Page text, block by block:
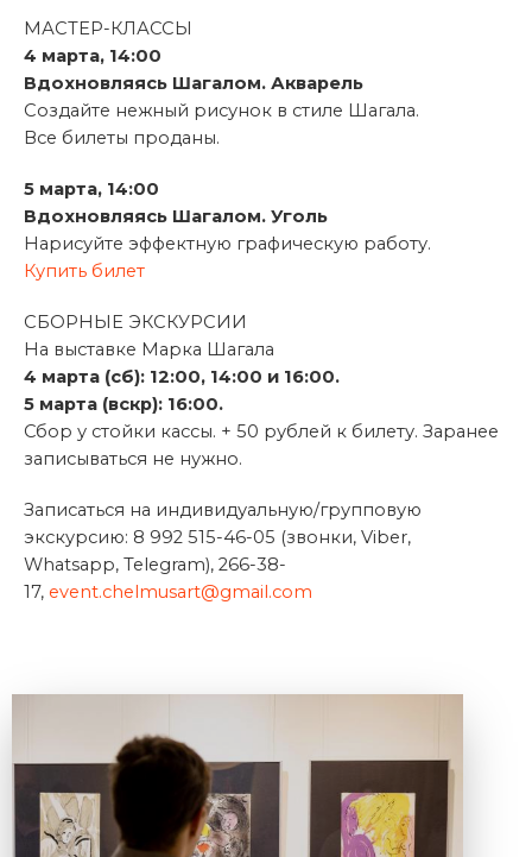
МАСТЕР-КЛАССЫ
4 марта, 14:00
Вдохновляясь Шагалом. Акварель
Создайте нежный рисунок в стиле Шагала.
Все билеты проданы.
5 марта, 14:00
Вдохновляясь Шагалом. Уголь
Нарисуйте эффектную графическую работу.
Купить билет
СБОРНЫЕ ЭКСКУРСИИ
На выставке Марка Шагала
4 марта (сб): 12:00, 14:00 и 16:00.
5 марта (вскр): 16:00.
Сбор у стойки кассы. + 50 рублей к билету. Заранее
записываться не нужно.
Записаться на индивидуальную/групповую
экскурсию: 8 992 515-46-05 (звонки, Viber,
Whatsapp, Telegram), 266-38-
17, event.chelmusart@gmail.com